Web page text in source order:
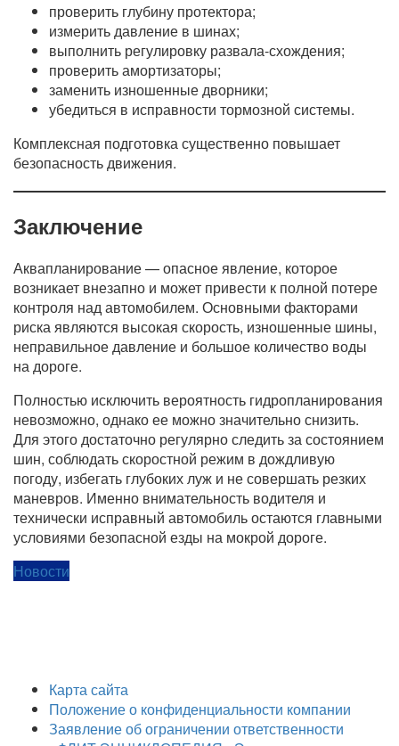
проверить глубину протектора;
измерить давление в шинах;
выполнить регулировку развала-схождения;
проверить амортизаторы;
заменить изношенные дворники;
убедиться в исправности тормозной системы.
Комплексная подготовка существенно повышает
безопасность движения.
Заключение
Аквапланирование — опасное явление, которое
возникает внезапно и может привести к полной потере
контроля над автомобилем. Основными факторами
риска являются высокая скорость, изношенные шины,
неправильное давление и большое количество воды
на дороге.
Полностью исключить вероятность гидропланирования
невозможно, однако ее можно значительно снизить.
Для этого достаточно регулярно следить за состоянием
шин, соблюдать скоростной режим в дождливую
погоду, избегать глубоких луж и не совершать резких
маневров. Именно внимательность водителя и
технически исправный автомобиль остаются главными
условиями безопасной езды на мокрой дороге.
Новости
Карта сайта
Положение о конфиденциальности компании
Заявление об ограничении ответственности